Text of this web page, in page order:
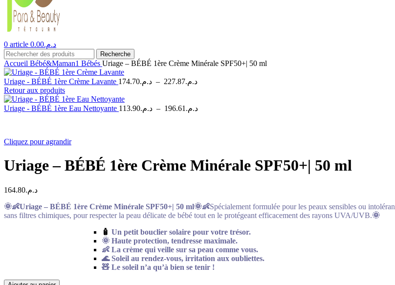
0 article د.م.0.00
Recherche
Accueil Bébé&Maman1 Bébés Uriage – BÉBÉ 1ère Crème Minérale SPF50+| 50 ml
Uriage - BÉBÉ 1ère Crème Lavante د.م.174.70 – د.م.227.87
Plage
د.م.174.70
Retour aux produits
Uriage - BÉBÉ 1ère Eau Nettoyante د.م.113.90 – د.م. 196.61
Plage
Cliquez pour agrandir
Uriage – BÉBÉ 1ère Crème Minérale SPF50+| 50 ml
د.م.164.80
🌞👶Uriage – BÉBÉ 1ère Crème Minérale SPF50+| 50 ml🌞👶Spécialement formulée pour les peaux sensibles ou
sans filtres chimiques, pour respecter la peau délicate de bébé tout en le protégeant efficacement des rayons UVA/UVB.🌞
🧴 Un petit bouclier solaire pour votre trésor.
🌞 Haute protection, tendresse maximale.
👶 La crème qui veille sur sa peau comme vous.
🌊 Soleil au rendez-vous, irritation aux oubliettes.
🧸 Le soleil n’a qu’à bien se tenir !
quantité